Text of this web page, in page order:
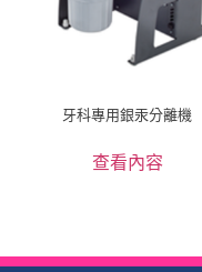
牙科專用銀汞分離機
查看內容